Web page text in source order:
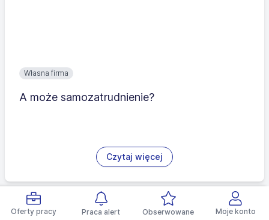
Oferty pracy Praca alert Obserwowane Moje konto
Własna firma
A może samozatrudnienie?
Czytaj więcej